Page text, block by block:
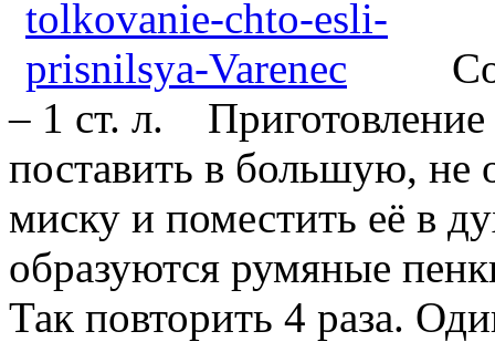
– 1 ст. л.
поставить в большую, не
миску и поместить её в
образуются румяные
Так повторить 4 раза.